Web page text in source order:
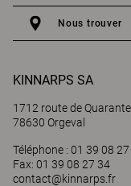
Nous trouver
KINNARPS SA
1712 route de
78630 Orgeval
Téléphone : 01 39 08
Fax: 01 39 08 27 34
contact@kinnarps.fr